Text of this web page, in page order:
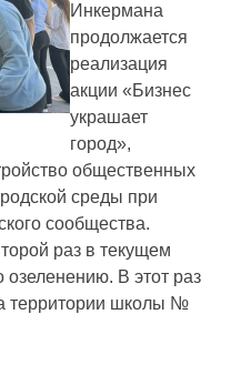
Инкермана
продолжается
реализация
акции «Бизнес
украшает
город»,
общественных
среды при
сообщества.
раз в текущем
В этот раз
территории школы №